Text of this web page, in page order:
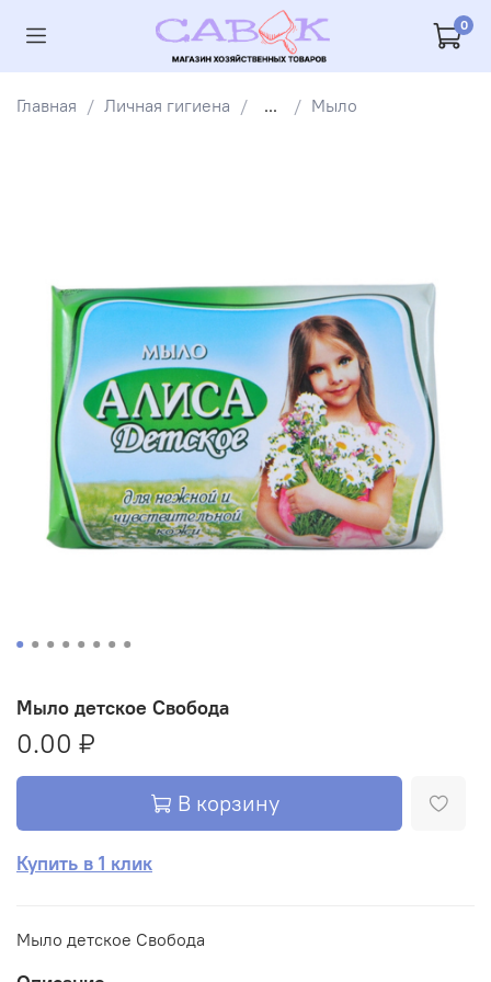
0
Главная Личная гигиена ... Мыло
Мыло детское Свобода
0.00 ₽
В корзину
Купить в 1 клик
Мыло детское Свобода